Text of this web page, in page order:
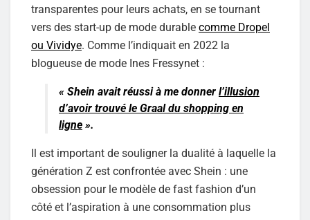
transparentes pour leurs achats, en se tournant
vers des start-up de mode durable comme Dropel
ou Vividye. Comme l’indiquait en 2022 la
blogueuse de mode Ines Fressynet :
« Shein avait réussi à me donner l’illusion
d’avoir trouvé le Graal du shopping en
ligne ».
Il est important de souligner la dualité à laquelle la
génération Z est confrontée avec Shein : une
obsession pour le modèle de fast fashion d’un
côté et l’aspiration à une consommation plus